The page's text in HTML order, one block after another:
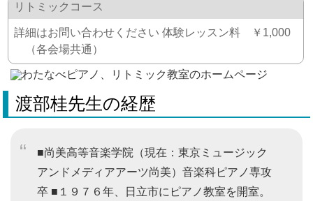
リトミックコース
詳細はお問い合わせください 体験レッスン料 ￥1,000
（各会場共通）
渡部桂先生の経歴
■尚美高等音楽学院（現在：東京ミュージック
アンドメディアアーツ尚美）音楽科ピアノ専攻
卒 ■１９７６年、日立市にピアノ教室を開室。